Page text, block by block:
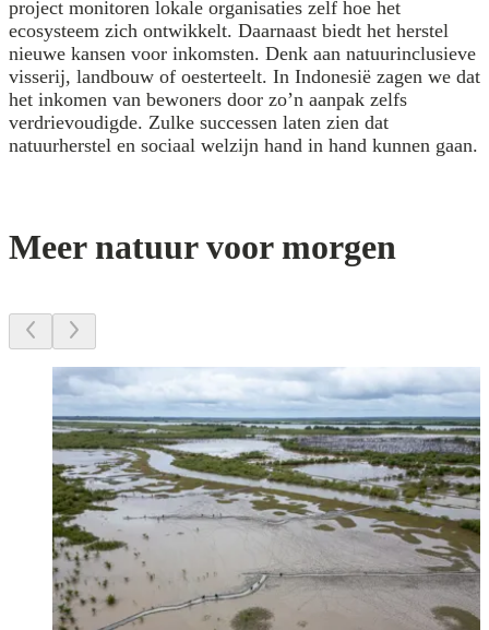
project monitoren lokale organisaties zelf hoe het
ecosysteem zich ontwikkelt. Daarnaast biedt het herstel
nieuwe kansen voor inkomsten. Denk aan natuurinclusieve
visserij, landbouw of oesterteelt. In Indonesië zagen we dat
het inkomen van bewoners door zo’n aanpak zelfs
verdrievoudigde. Zulke successen laten zien dat
natuurherstel en sociaal welzijn hand in hand kunnen gaan.
Meer natuur voor morgen